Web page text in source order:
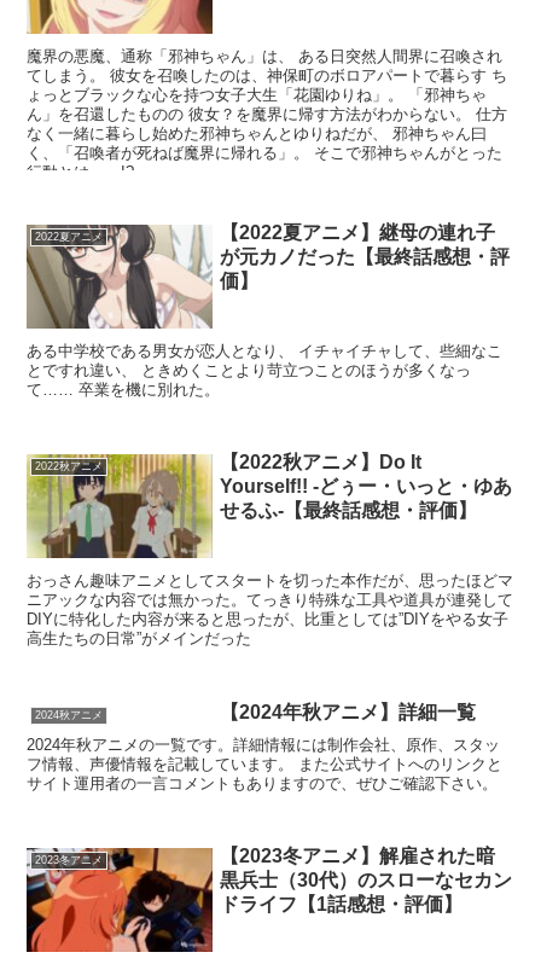
魔界の悪魔、通称「邪神ちゃん」は、 ある日突然人間界に召喚され
てしまう。 彼女を召喚したのは、神保町のボロアパートで暮らす ち
ょっとブラックな心を持つ女子大生「花園ゆりね」。 「邪神ちゃ
ん」を召還したものの 彼女？を魔界に帰す方法がわからない。 仕方
なく一緒に暮らし始めた邪神ちゃんとゆりねだが、 邪神ちゃん曰
く、「召喚者が死ねば魔界に帰れる」。 そこで邪神ちゃんがとった
行動とは……!?
2022夏アニメ
【2022夏アニメ】継母の連れ子
が元カノだった【最終話感想・評
価】
ある中学校である男女が恋人となり、 イチャイチャして、些細なこ
とですれ違い、 ときめくことより苛立つことのほうが多くなっ
て…… 卒業を機に別れた。
2022秋アニメ
【2022秋アニメ】Do It
Yourself!! -どぅー・いっと・ゆあ
せるふ-【最終話感想・評価】
おっさん趣味アニメとしてスタートを切った本作だが、思ったほどマ
ニアックな内容では無かった。てっきり特殊な工具や道具が連発して
DIYに特化した内容が来ると思ったが、比重としては”DIYをやる女子
高生たちの日常”がメインだった
2024秋アニメ 【2024年秋アニメ】詳細一覧
2024年秋アニメの一覧です。詳細情報には制作会社、原作、スタッ
フ情報、声優情報を記載しています。 また公式サイトへのリンクと
サイト運用者の一言コメントもありますので、ぜひご確認下さい。
2023冬アニメ
【2023冬アニメ】解雇された暗
黒兵士（30代）のスローなセカン
ドライフ【1話感想・評価】